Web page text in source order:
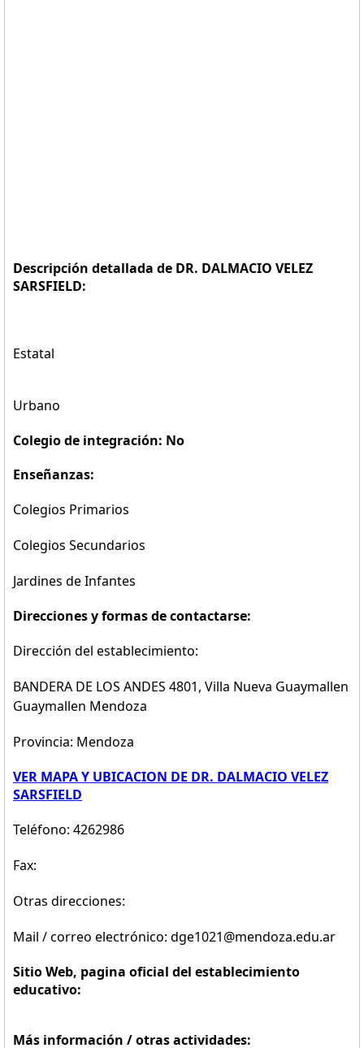
Descripción detallada de DR. DALMACIO VELEZ
SARSFIELD:
Estatal
Urbano
Colegio de integración: No
Enseñanzas:
Colegios Primarios
Colegios Secundarios
Jardines de Infantes
Direcciones y formas de contactarse:
Dirección del establecimiento:
BANDERA DE LOS ANDES 4801, Villa Nueva Guaymallen
Guaymallen Mendoza
Provincia: Mendoza
VER MAPA Y UBICACION DE DR. DALMACIO VELEZ
SARSFIELD
Teléfono: 4262986
Fax:
Otras direcciones:
Mail / correo electrónico: dge1021@mendoza.edu.ar
Sitio Web, pagina oficial del establecimiento
educativo:
Más información / otras actividades: